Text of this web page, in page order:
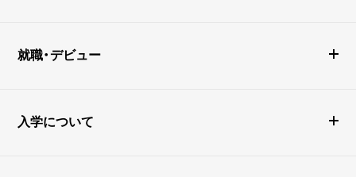
就職・デビュー
入学について